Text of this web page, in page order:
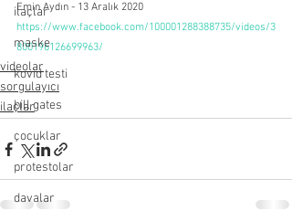
ilaçlar
maske
kovid testi
bill gates
çocuklar
protestolar
davalar
Emin Aydın - 13 Aralık 2020
https://www.facebook.com/100001288388735/videos/3
800196126699963/
videolar
sorgulayıcı
ilaçlar